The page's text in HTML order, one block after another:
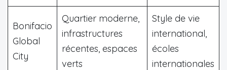
Bonifacio
Global
City
Quartier moderne,
infrastructures
récentes, espaces
verts
Style de vie
international,
écoles
internationales